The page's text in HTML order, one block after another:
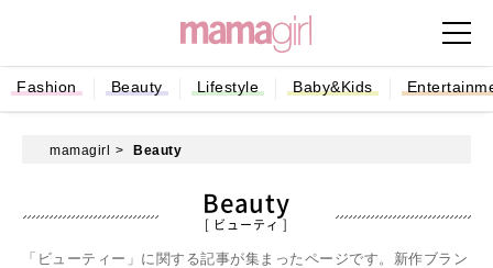
Fashion Beauty Lifestyle Baby&Kids
mamagirl Beauty
Beauty
[ ビューティ ]
「ビューティー」に関する記事が集まったページです。新作ブラン